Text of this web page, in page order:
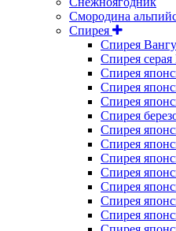
Смородина
Спирея
Спирея
Спирея
Спирея
Спирея
Спирея
Спирея
Спирея
Спирея
Спирея
Спирея
Спирея
Спирея
Спирея